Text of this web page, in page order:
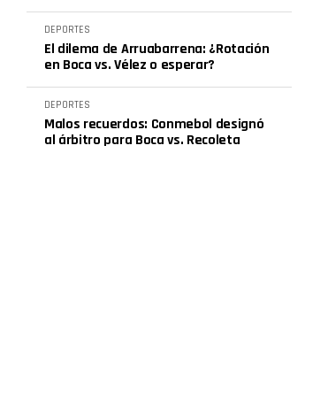
DEPORTES
El dilema de Arruabarrena: ¿Rotación
en Boca vs. Vélez o esperar?
DEPORTES
Malos recuerdos: Conmebol designó
al árbitro para Boca vs. Recoleta